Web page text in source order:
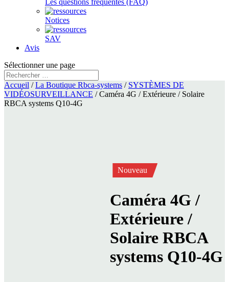
Les questions fréquentes (FAQ)
Notices
SAV
Avis
Sélectionner une page
Accueil /La Boutique Rbca-systems / SYSTÈMES DE
VIDÉOSURVEILLANCE / Caméra 4G / Extérieure / Solaire
RBCA systems Q10-4G
Nouveau
Caméra 4G /
Extérieure /
Solaire RBCA
systems Q10-4G